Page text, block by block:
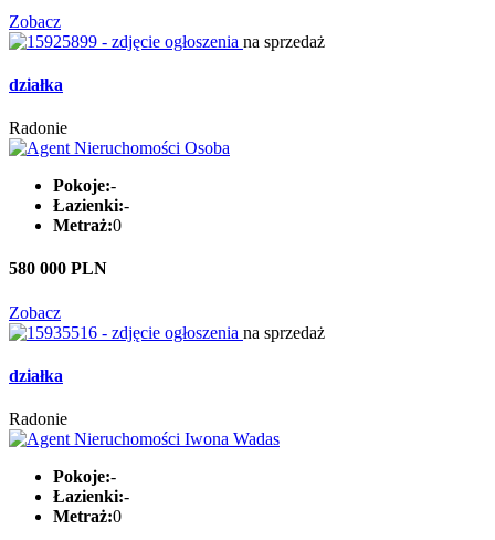
Zobacz
na sprzedaż
działka
Radonie
Pokoje:-
Łazienki:-
Metraż:0
580 000 PLN
Zobacz
na sprzedaż
działka
Radonie
Pokoje:-
Łazienki:-
Metraż:0